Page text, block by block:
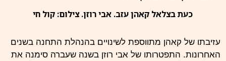
כעת בצלאל קאהן עזב. אבי רוזן. צילום: קול חי
עזיבתו של קאהן מתווספת לשינויים בהנהלת התחנה בשנים
האחרונות. התפטרותו של אבי רוזן בשנה שעברה סימנה את